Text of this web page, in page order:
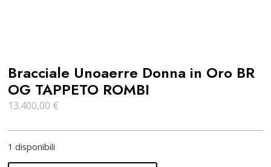
Bracciale Unoaerre Donna in Oro BR
OG TAPPETO ROMBI
13.400,00 €
1 disponibili